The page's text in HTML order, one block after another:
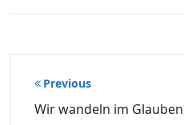
Beitragsnavigation
Previous
Wir wandeln im